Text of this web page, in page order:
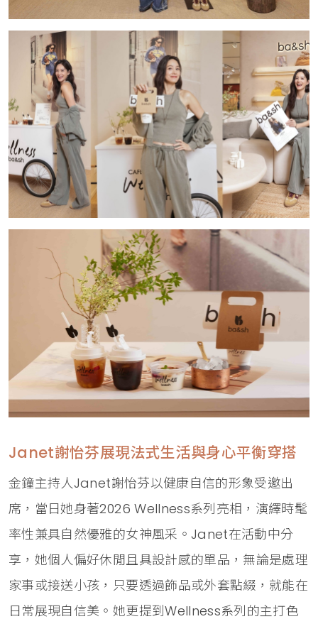
Janet謝怡芬展現法式生活與身心平衡穿搭
金鐘主持人Janet謝怡芬以健康自信的形象受邀出
席，當日她身著2026 Wellness系列亮相，演繹時髦
率性兼具自然優雅的女神風采。Janet在活動中分
享，她個人偏好休閒且具設計感的單品，無論是處理
家事或接送小孩，只要透過飾品或外套點綴，就能在
日常展現自信美。她更提到Wellness系列的主打色